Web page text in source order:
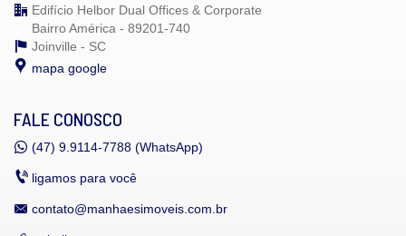
Edifício Helbor Dual Offices & Corporate
Bairro América - 89201-740
Joinville - SC
mapa google
FALE CONOSCO
(47) 9.9114-7788 (WhatsApp)
ligamos para você
contato@manhaesimoveis.com.br